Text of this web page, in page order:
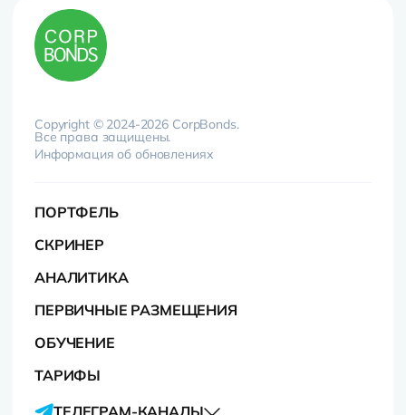
Copyright © 2024-2026 CorpBonds.
Все права защищены.
Информация об обновлениях
ПОРТФЕЛЬ
СКРИНЕР
АНАЛИТИКА
ПЕРВИЧНЫЕ РАЗМЕЩЕНИЯ
ОБУЧЕНИЕ
ТАРИФЫ
ТЕЛЕГРАМ-КАНАЛЫ